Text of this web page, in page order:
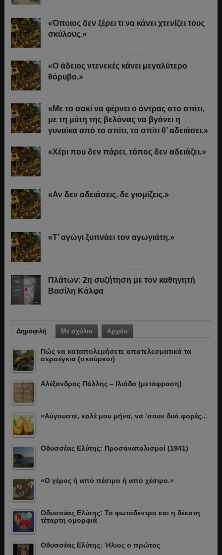
«Όποιος δεν ξέρει τι να κάνει χτενίζει τους
σκύλους.»
«Ο άδειος ντενεκές κάνει μεγαλύτερο
θόρυβο.»
«Με το σακί να φέρνει ο άντρας στο σπίτι,
με τη μύτη της βελόνας να βγάνει η
γυναίκα από το σπίτι, το σπίτι θ’ αδειάσει.»
«Χέρι που δεν πάρει, τόπος δεν αδειάζει.»
«Αν δεν αδειάσεις, δε γιομίζεις.»
«Τ’ αγώγι ξυπνάει τον αγωγιάτη.»
Πλάτων: 2η συζήτηση με τον καθηγητή
Βασίλη Κάλφα
Δημοφιλή Με σχόλια Αρχείο
Πώς να καταπολεμήσετε αποτελεσματικά τα
σερσέγκια (σκούρκοι)
Αλέξανδρος Πάλλης – Ιλιάδα (μετάφραση)
«Αύγουστε, καλέ μου μήνα, να ‘σουν δυό φορές…
Οδυσσέας Ελύτης: Προσανατολισμοί (1941)
«Ο γέρος ή από πέσιμο ή από χέσιμο.»
Οδυσσέας Ελύτης: Το φωτόδεντρο και η δέκατη
τέταρτη ομορφιά
Οδυσσέας Ελύτης: Ήλιος ο πρώτος